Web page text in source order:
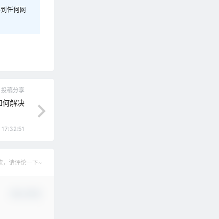
任何网
投稿分享
何解决
，请评论一下~